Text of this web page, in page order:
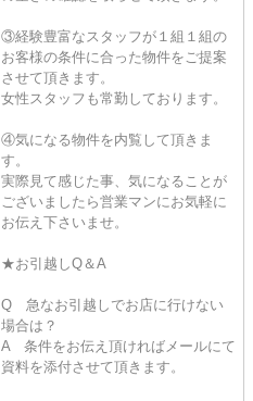
③経験豊富なスタッフが１組１組の
お客様の条件に合った物件をご提案
させて頂きます。
女性スタッフも常勤しております。
④気になる物件を内覧して頂きま
す。
実際見て感じた事、気になることが
ございましたら営業マンにお気軽に
お伝え下さいませ。
★お引越しQ＆A
Q 急なお引越しでお店に行けない
場合は？
A 条件をお伝え頂ければメールにて
資料を添付させて頂きます。